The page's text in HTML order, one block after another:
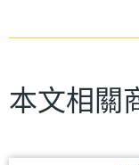
本文相關